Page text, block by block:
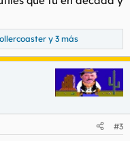
y 3 más
#3